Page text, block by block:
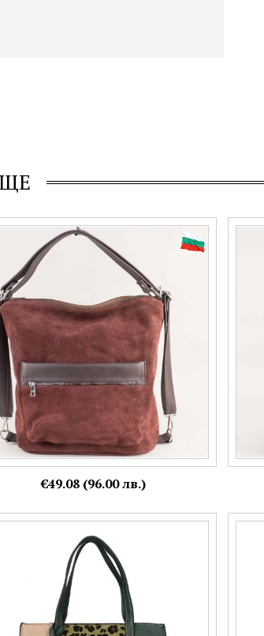
велур дамска чанта в модерен
бордо с две прегради ch1348evbd
€49.08 (96.00 лв.)